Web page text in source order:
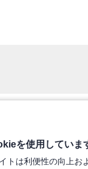
を使用していま
トは利便性の向上お